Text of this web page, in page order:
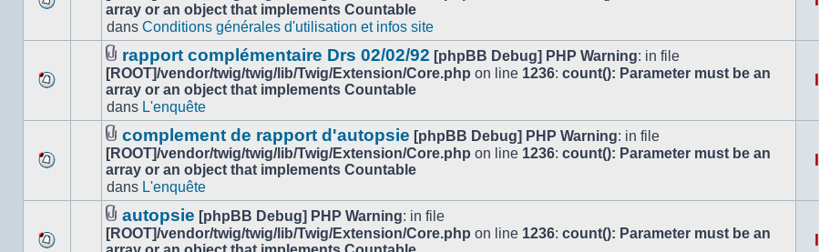
nouveau
message
array or an object that implements Countable
dans Conditions générales d'utilisation et infos site
nouveau
message
Fichier(s)
joint(s)
rapport complémentaire Drs 02/02/92 [phpBB Debug] PHP Warning: in file
[ROOT]/vendor/twig/twig/lib/Twig/Extension/Core.php on line 1236: count(): Parameter must be an
array or an object that implements Countable
dans L'enquête
nouveau
message
Fichier(s)
joint(s)
complement de rapport d'autopsie [phpBB Debug] PHP Warning: in file
[ROOT]/vendor/twig/twig/lib/Twig/Extension/Core.php on line 1236: count(): Parameter must be an
array or an object that implements Countable
dans L'enquête
Fichier(s)
joint(s)
autopsie [phpBB Debug] PHP Warning: in file
[ROOT]/vendor/twig/twig/lib/Twig/Extension/Core.php on line 1236: count(): Parameter must be an